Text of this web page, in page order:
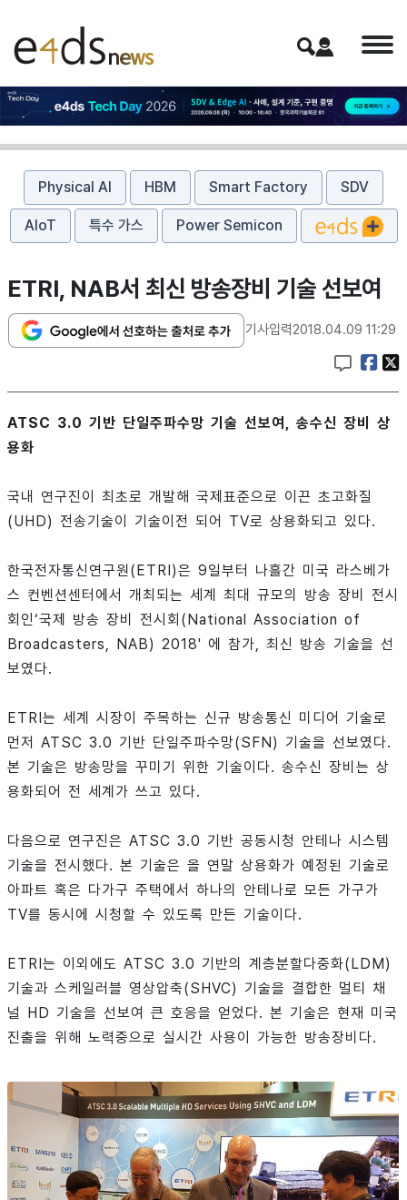
Physical AI HBM Smart Factory SDV
AIoT 특수 가스 Power Semicon
ETRI, NAB서 최신 방송장비 기술 선보여
기사입력2018.04.09 11:29
ATSC 3.0 기반 단일주파수망 기술 선보여, 송수신 장비 상
용화
국내 연구진이 최초로 개발해 국제표준으로 이끈 초고화질
(UHD) 전송기술이 기술이전 되어 TV로 상용화되고 있다.
한국전자통신연구원(ETRI)은 9일부터 나흘간 미국 라스베가
스 컨벤션센터에서 개최되는 세계 최대 규모의 방송 장비 전시
회인‘국제 방송 장비 전시회(National Association of
Broadcasters, NAB) 2018' 에 참가, 최신 방송 기술을 선
보였다.
ETRI는 세계 시장이 주목하는 신규 방송통신 미디어 기술로
먼저 ATSC 3.0 기반 단일주파수망(SFN) 기술을 선보였다.
본 기술은 방송망을 꾸미기 위한 기술이다. 송수신 장비는 상
용화되어 전 세계가 쓰고 있다.
다음으로 연구진은 ATSC 3.0 기반 공동시청 안테나 시스템
기술을 전시했다. 본 기술은 올 연말 상용화가 예정된 기술로
아파트 혹은 다가구 주택에서 하나의 안테나로 모든 가구가
TV를 동시에 시청할 수 있도록 만든 기술이다.
ETRI는 이외에도 ATSC 3.0 기반의 계층분할다중화(LDM)
기술과 스케일러블 영상압축(SHVC) 기술을 결합한 멀티 채
널 HD 기술을 선보여 큰 호응을 얻었다. 본 기술은 현재 미국
진출을 위해 노력중으로 실시간 사용이 가능한 방송장비다.